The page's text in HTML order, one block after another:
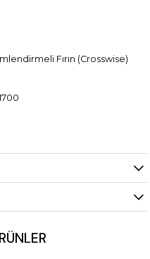
Fırın (Crosswise)